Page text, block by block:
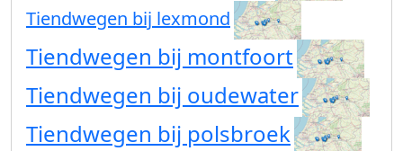
Tiendwegen bij lexmond
Tiendwegen bij montfoort
Tiendwegen bij oudewater
Tiendwegen bij polsbroek